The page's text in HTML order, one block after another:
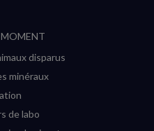
MOMENT
disparus
minéraux
de labo